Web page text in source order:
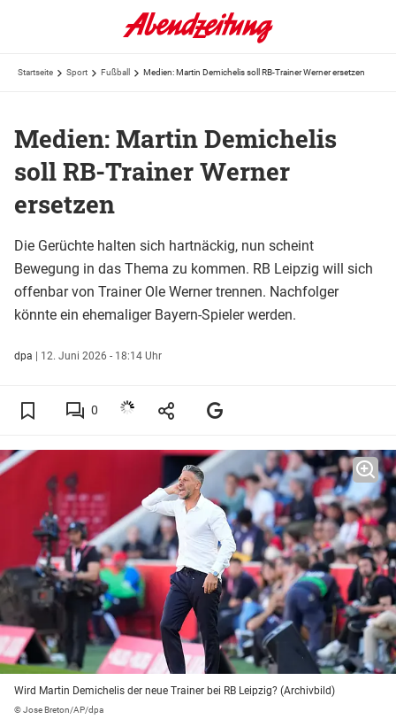
Startseite Sport Fußball Medien: Martin Demichelis soll RB-Trainer Werner ersetzen
Medien: Martin Demichelis
soll RB-Trainer Werner
ersetzen
Die Gerüchte halten sich hartnäckig, nun scheint
Bewegung in das Thema zu kommen. RB Leipzig will sich
offenbar von Trainer Ole Werner trennen. Nachfolger
könnte ein ehemaliger Bayern-Spieler werden.
dpa | 12. Juni 2026 - 18:14 Uhr
0
Wird Martin Demichelis der neue Trainer bei RB Leipzig? (Archivbild)
© Jose Breton/AP/dpa